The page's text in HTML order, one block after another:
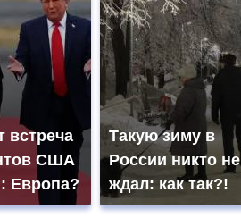
встреча
США
Европа?
Такую зиму в
России никто не
ждал: как так?!